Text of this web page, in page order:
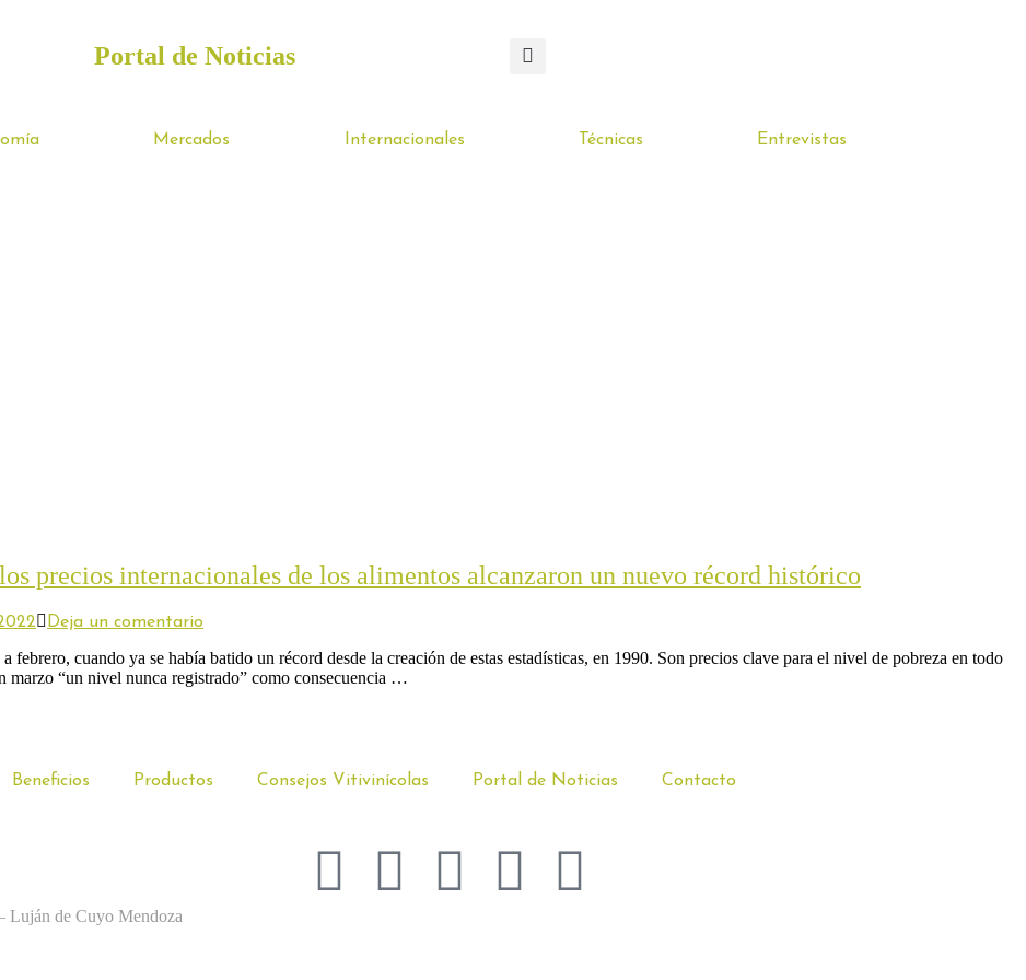
Portal de Noticias
Mercados Internacionales Técnicas Entrevistas
precios internacionales de los alimentos alcanzaron un nuevo récord histórico
Deja un comentario
cuando ya se había batido un récord desde la creación de estas estadísticas, en 1990. Son precios clave para el nivel de pobreza en todo
marzo “un nivel nunca registrado” como consecuencia …
Beneficios Productos Consejos Vitivinícolas Portal de Noticias Contacto
Luján de Cuyo Mendoza